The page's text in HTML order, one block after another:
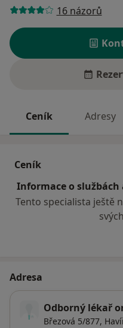
16 názorů
Ceník Adresy
Ceník
Informace o službách
Tento specialista ještě
Adresa
Odborný lékař
Březová 5/877,